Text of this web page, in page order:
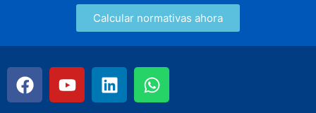
Calcular normativas ahora